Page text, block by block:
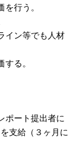
行う。
イン等でも人材
る。
ポート提出者に
支給（３ヶ月に